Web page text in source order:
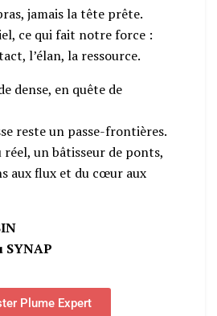
jamais la tête prête.
ce qui fait notre force :
l’élan, la ressource.
dense, en quête de
reste un passe-frontières.
un bâtisseur de ponts,
aux flux et du cœur aux
SYNAP
Plume Expert